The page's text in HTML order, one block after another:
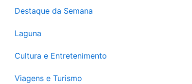
Destaque da Semana
Laguna
Cultura e Entretenimento
Viagens e Turismo